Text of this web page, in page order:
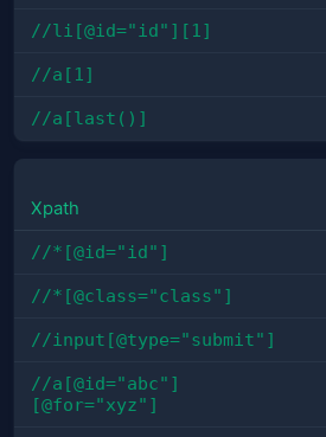
//li[@id="id"][1]
//a[1]
//a[last()]
Xpath
//*[@id="id"]
//*[@class="class"]
//input[@type="submit"]
//a[@id="abc"]
[@for="xyz"]